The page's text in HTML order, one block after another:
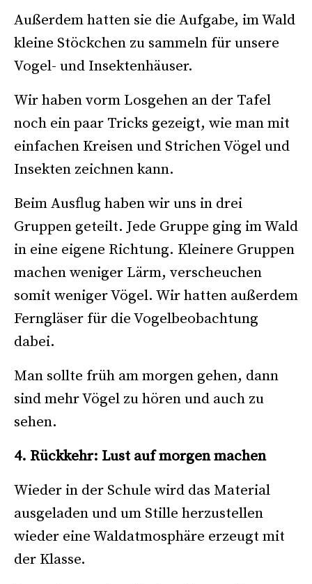
Außerdem hatten sie die Aufgabe, im Wald
kleine Stöckchen zu sammeln für unsere
Vogel- und Insektenhäuser.
Wir haben vorm Losgehen an der Tafel
noch ein paar Tricks gezeigt, wie man mit
einfachen Kreisen und Strichen Vögel und
Insekten zeichnen kann.
Beim Ausflug haben wir uns in drei
Gruppen geteilt. Jede Gruppe ging im Wald
in eine eigene Richtung. Kleinere Gruppen
machen weniger Lärm, verscheuchen
somit weniger Vögel. Wir hatten außerdem
Ferngläser für die Vogelbeobachtung
dabei.
Man sollte früh am morgen gehen, dann
sind mehr Vögel zu hören und auch zu
sehen.
4. Rückkehr: Lust auf morgen machen
Wieder in der Schule wird das Material
ausgeladen und um Stille herzustellen
wieder eine Waldatmosphäre erzeugt mit
der Klasse.